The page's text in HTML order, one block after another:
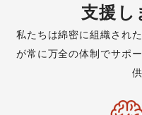
支援し
私たちは綿密に組織され
が常に万全の体制でサポ